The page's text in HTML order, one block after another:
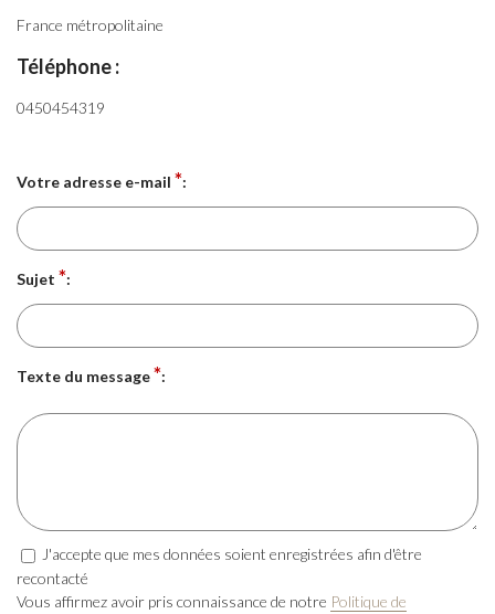
France métropolitaine
Téléphone :
0450454319
Votre adresse e-mail *:
Sujet *:
Texte du message*:
J'accepte que mes données soient enregistrées afin d'être
recontacté
Vous affirmez avoir pris connaissance de notre Politique de